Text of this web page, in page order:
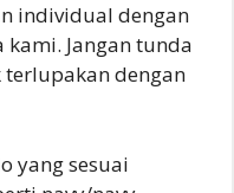
individual dengan
Jangan tunda
dengan
yang sesuai